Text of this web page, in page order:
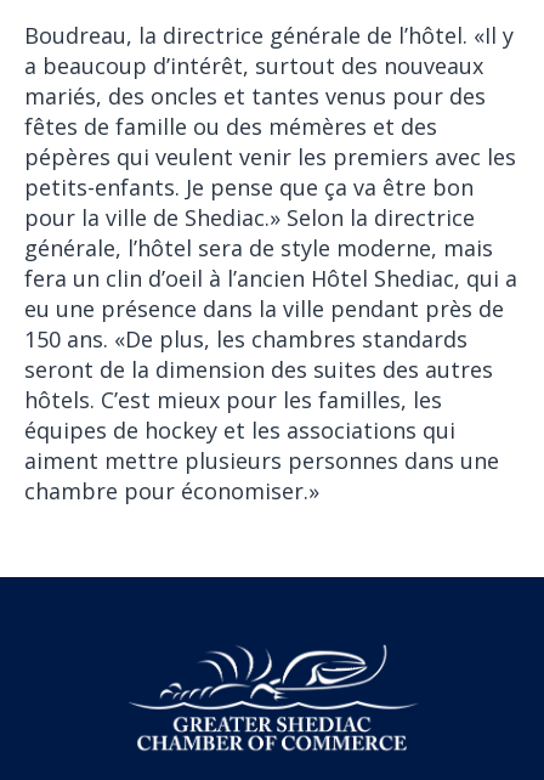
Boudreau, la directrice générale de l’hôtel. «Il y
a beaucoup d’intérêt, surtout des nouveaux
mariés, des oncles et tantes venus pour des
fêtes de famille ou des mémères et des
pépères qui veulent venir les premiers avec les
petits-enfants. Je pense que ça va être bon
pour la ville de Shediac.» Selon la directrice
générale, l’hôtel sera de style moderne, mais
fera un clin d’oeil à l’ancien Hôtel Shediac, qui a
eu une présence dans la ville pendant près de
150 ans. «De plus, les chambres standards
seront de la dimension des suites des autres
hôtels. C’est mieux pour les familles, les
équipes de hockey et les associations qui
aiment mettre plusieurs personnes dans une
chambre pour économiser.»